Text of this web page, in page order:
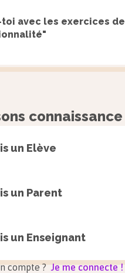
avec les exercices de
connaissance
un Elève
un Parent
un Enseignant
compte ? Je me connecte !